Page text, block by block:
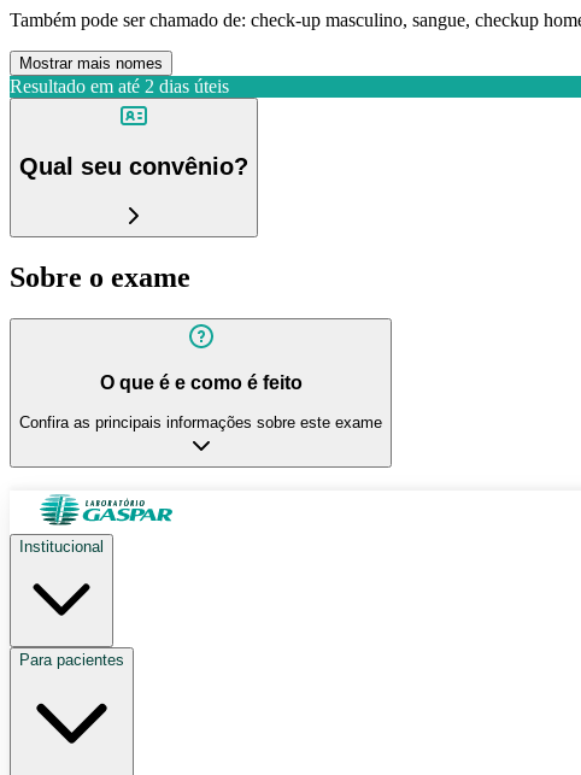
Também pode ser chamado de: check-up masculino, sangue, checkup
Mostrar mais nomes
Resultado em até 2 dias úteis
Qual seu convênio?
Sobre o exame
O que é e como é feito
Confira as principais informações sobre este exame
Institucional
Para pacientes